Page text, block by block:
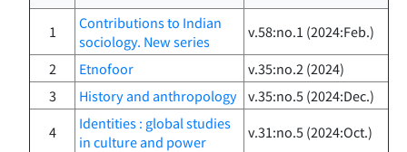
1
Contributions to Indian
sociology. New series
v.58:no.1 (2024:Feb.)
2
Etnofoor
v.35:no.2 (2024)
3
History and anthropology v.35:no.5 (2024:Dec.)
4
Identities : global studies
in culture and power
v.31:no.5 (2024:Oct.)